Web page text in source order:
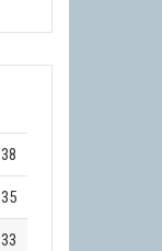
38
35
33